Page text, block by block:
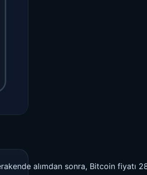
alımdan sonra, Bitcoin